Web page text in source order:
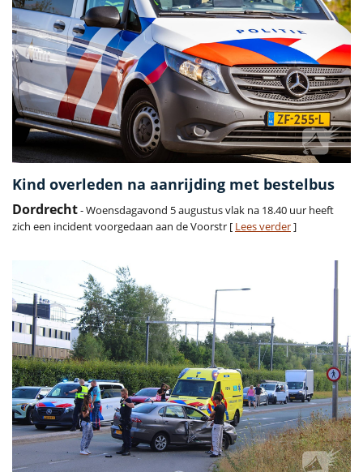
Kind overleden na aanrijding met bestelbus
Dordrecht- Woensdagavond 5 augustus vlak na 18.40 uur heeft
zich een incident voorgedaan aan de Voorstr [ Lees verder]